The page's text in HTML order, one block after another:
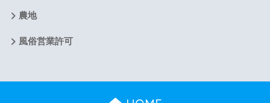
農地
風俗営業許可